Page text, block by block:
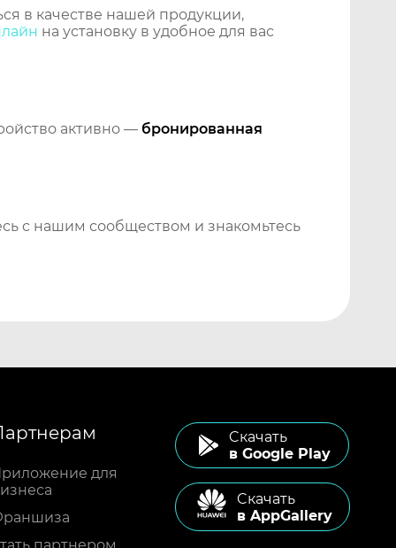
в качестве нашей продукции,
на установку в удобное для вас
активно — бронированная
с нашим сообществом и знакомьтесь
для
Cкачать
в Google Play
Cкачать
в AppGallery